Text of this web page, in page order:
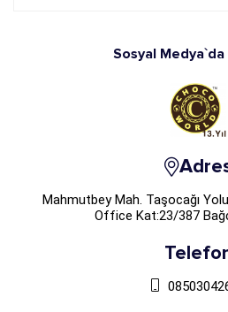
Sosyal
Mahmutbey Mah. Taşocağı
Office Kat:23/387